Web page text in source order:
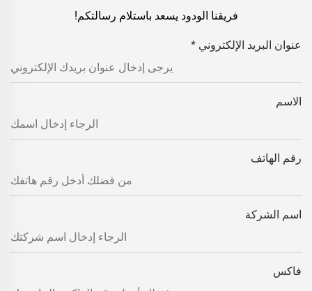
فريقنا الودود يسعد باستلام رسالتكم!
عنوان البريد الإلكتروني *
الاسم
رقم الهاتف
اسم الشركة
فاكس